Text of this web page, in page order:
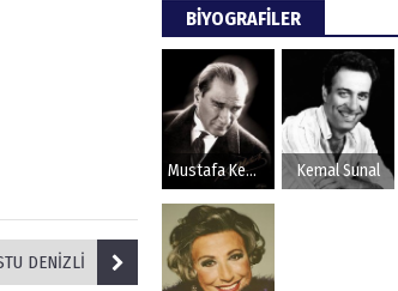
DENİZLİ
EMPERYALİZMİN TOPLU
HİPNOZU
EVREN MUMCU
BİYOGRAFİLER
Mustafa Kemal Atatürk Kemal Sunal